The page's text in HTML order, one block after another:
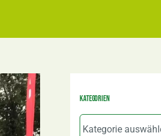
Kategorien
Kategorien